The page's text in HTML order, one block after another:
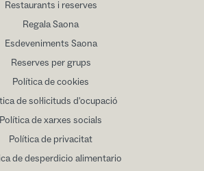
Restaurants i reserves
Regala Saona
Esdeveniments Saona
Reserves per grups
Política de cookies
de sol·licituds d'ocupació
Política de xarxes socials
Política de privacitat
de desperdicio alimentario